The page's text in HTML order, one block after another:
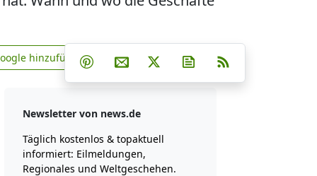
news.de zu Google hinzufügen
hinzufügen Teilen auf Facebook
Teilen auf Whatsapp
Teilen auf Telegram
Teilen auf Pinterest
Per E-Mail teilen
Post auf XNewsletter
Newsletter von news.de
Täglich kostenlos & topaktuell
informiert: Eilmeldungen,
Regionales und Weltgeschehen.